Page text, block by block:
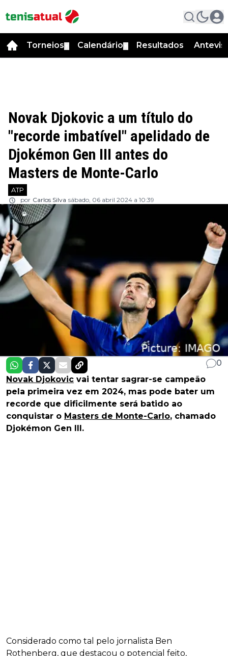
Torneios Calendário Resultados
Novak Djokovic a um título do
"recorde imbatível" apelidado de
Djokémon Gen III antes do
Masters de Monte-Carlo
ATP
por Carlos Silva sábado, 06 abril 2024 a 10:39
0
Novak Djokovic vai tentar sagrar-se campeão
pela primeira vez em 2024, mas pode bater um
recorde que dificilmente será batido ao
conquistar o Masters de Monte-Carlo, chamado
Djokémon Gen III.
Considerado como tal pelo jornalista Ben
Rothenberg, que destacou o potencial feito,